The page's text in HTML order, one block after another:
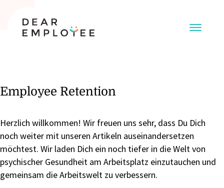
Employee Retention
Herzlich willkommen! Wir freuen uns sehr, dass Du Dich
noch weiter mit unseren Artikeln auseinandersetzen
möchtest. Wir laden Dich ein noch tiefer in die Welt von
psychischer Gesundheit am Arbeitsplatz einzutauchen und
gemeinsam die Arbeitswelt zu verbessern.